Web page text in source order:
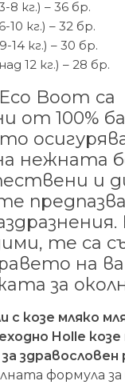
кг.) – 36 бр.
кг.) – 32 бр.
кг.) – 30 бр.
12 кг.) – 28 бр.
Boom са
от 100%
нежната
и
те са
на
за
с козе мляко
Holle козе
формула